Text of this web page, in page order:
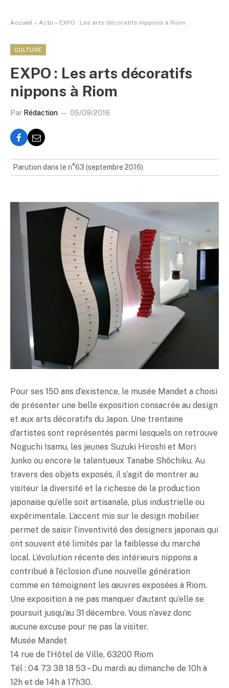
Accueil » Actu » EXPO : Les arts décoratifs nippons à Riom
CULTURE
EXPO : Les arts décoratifs
nippons à Riom
Par Rédaction 05/09/2016
Parution dans le n°63 (septembre 2016)
Pour ses 150 ans d’existence, le musée Mandet a choisi
de présenter une belle exposition consacrée au design
et aux arts décoratifs du Japon. Une trentaine
d’artistes sont représentés parmi lesquels on retrouve
Noguchi Isamu, les jeunes Suzuki Hiroshi et Mori
Junko ou encore le talentueux Tanabe Shôchiku. Au
travers des objets exposés, il s’agit de montrer au
visiteur la diversité et la richesse de la production
japonaise qu’elle soit artisanale, plus industrielle ou
expérimentale. L’accent mis sur le design mobilier
permet de saisir l’inventivité des designers japonais qui
ont souvent été limités par la faiblesse du marché
local. L’évolution récente des intérieurs nippons a
contribué à l’éclosion d’une nouvelle génération
comme en témoignent les œuvres exposées à Riom.
Une exposition à ne pas manquer d’autant qu’elle se
poursuit jusqu’au 31 décembre. Vous n’avez donc
aucune excuse pour ne pas la visiter.
Musée Mandet
14 rue de l’Hôtel de Ville, 63200 Riom
Tél : 04 73 38 18 53 – Du mardi au dimanche de 10h à
12h et de 14h à 17h30.